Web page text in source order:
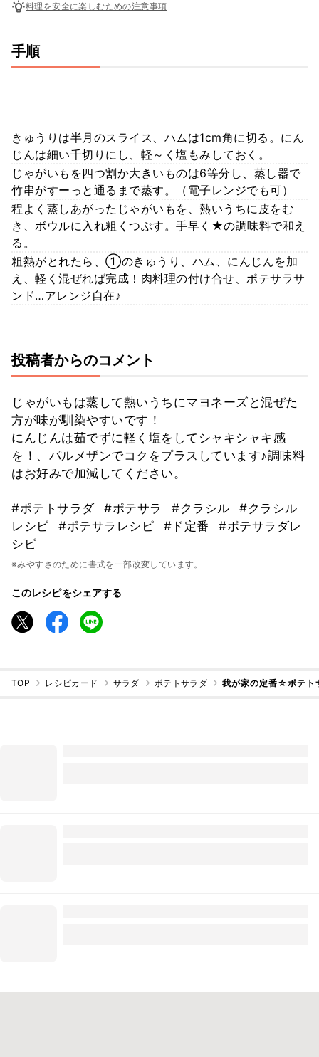
料理を安全に楽しむための注意事項
手順
きゅうりは半月のスライス、ハムは1cm角に切る。にん
じんは細い千切りにし、軽～く塩もみしておく。
じゃがいもを四つ割か大きいものは6等分し、蒸し器で
竹串がすーっと通るまで蒸す。（電子レンジでも可）
程よく蒸しあがったじゃがいもを、熱いうちに皮をむ
き、ボウルに入れ粗くつぶす。手早く★の調味料で和え
る。
粗熱がとれたら、①のきゅうり、ハム、にんじんを加
え、軽く混ぜれば完成！肉料理の付け合せ、ポテサラサ
ンド…アレンジ自在♪
投稿者からのコメント
じゃがいもは蒸して熱いうちにマヨネーズと混ぜた
方が味が馴染やすいです！
にんじんは茹でずに軽く塩をしてシャキシャキ感
を！、パルメザンでコクをプラスしています♪調味料
はお好みで加減してください。
#ポテトサラダ #ポテサラ #クラシル
#クラシル
レシピ
#ポテサラレシピ #ド定番
#ポテサラダレ
シピ
※みやすさのために書式を一部改変しています。
このレシピをシェアする
TOP レシピカード サラダ ポテトサラダ 我が家の定番☆ポテト